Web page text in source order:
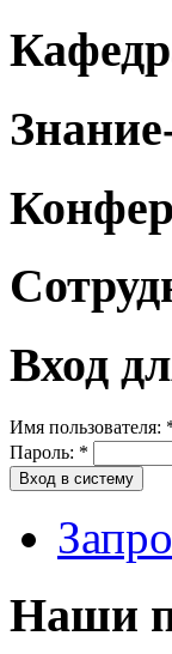
Вход
Имя пользователя:
Пароль: *
Наши